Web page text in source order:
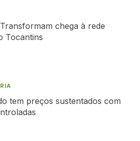
chega à rede
Tocantins
tem preços sustentados com